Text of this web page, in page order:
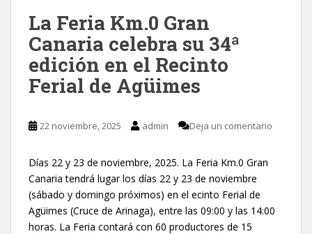
La Feria Km.0 Gran
Canaria celebra su 34ª
edición en el Recinto
Ferial de Agüimes
22 noviembre, 2025 admin Deja un comentario
Días 22 y 23 de noviembre, 2025. La Feria Km.0 Gran
Canaria tendrá lugar los días 22 y 23 de noviembre
(sábado y domingo próximos) en el ecinto Ferial de
Agüimes (Cruce de Arinaga), entre las 09:00 y las 14:00
horas. La Feria contará con 60 productores de 15